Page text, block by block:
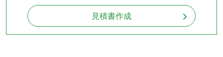
見積書作成